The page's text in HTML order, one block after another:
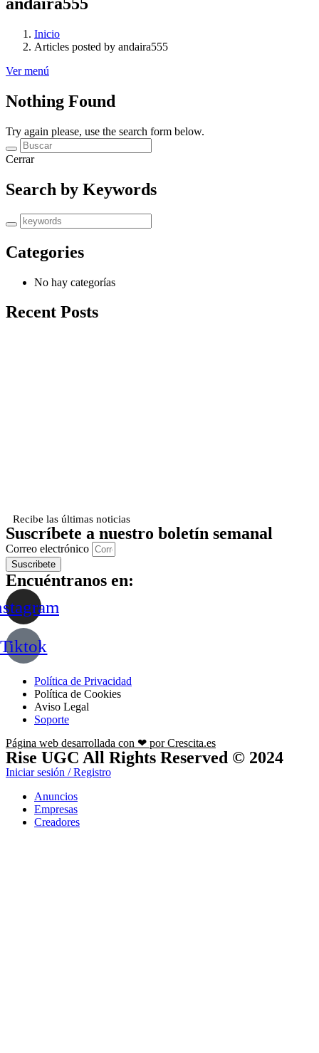
andaira555
Inicio
Articles posted by andaira555
Ver menú
Nothing Found
Try again please, use the search form below.
Cerrar
Search by Keywords
Categories
No hay categorías
Recent Posts
Recibe las últimas noticias
Suscríbete a nuestro boletín semanal
Correo electrónico
Suscribete
Encuéntranos en:
Tiktok
Política de Privacidad
Política de Cookies
Aviso Legal
Soporte
Página web desarrollada con ❤ por Crescita.es
Rise UGC All Rights Reserved © 2024
Iniciar sesión / Registro
Anuncios
Empresas
Creadores